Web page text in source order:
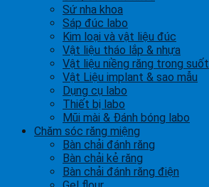
Sứ nha khoa
Sáp đúc labo
Kim loại và vật liệu đúc
Vật liệu tháo lắp & nhựa
Vật liệu niềng răng trong suốt
Vật Liệu implant & sao mẫu
Dụng cụ labo
Thiết bị labo
Mũi mài & Đánh bóng labo
Chăm sóc răng miệng
Bàn chải đánh răng
Bàn chải kẻ răng
Bàn chải đánh răng điện